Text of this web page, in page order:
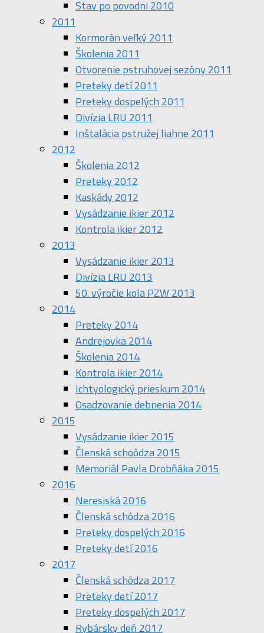
Stav po povodni 2010
2011
Kormorán veľký 2011
Školenia 2011
Otvorenie pstruhovej sezóny 2011
Preteky detí 2011
Preteky dospelých 2011
Divízia LRU 2011
Inštalácia pstružej liahne 2011
2012
Školenia 2012
Preteky 2012
Kaskády 2012
Vysádzanie ikier 2012
Kontrola ikier 2012
2013
Vysádzanie ikier 2013
Divízia LRU 2013
50. výročie kola PZW 2013
2014
Preteky 2014
Andrejovka 2014
Školenia 2014
Kontrola ikier 2014
Ichtyologický prieskum 2014
Osadzovanie debnenia 2014
2015
Vysádzanie ikier 2015
Členská schoôdza 2015
Memoriál Pavla Drobňáka 2015
2016
Neresiská 2016
Členská schôdza 2016
Preteky dospelých 2016
Preteky detí 2016
2017
Členská schôdza 2017
Preteky detí 2017
Preteky dospelých 2017
Rybársky deň 2017